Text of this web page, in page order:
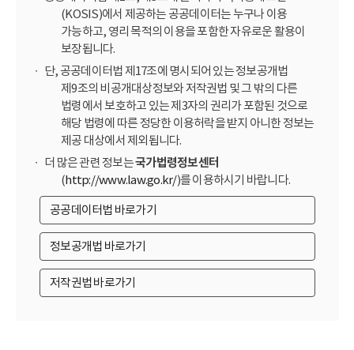
(KOSIS)에서 제공하는 공공데이터는 누구나 이용
가능하고, 영리 목적의 이용을 포함한 자유로운 활용이
보장됩니다.
단, 공공데이터법 제17조에 명시되어 있는 정보공개법
제9조의 비공개대상정보와 저작권법 및 그 밖의 다른
법령에서 보호하고 있는 제3자의 권리가 포함된 것으로
해당 법령에 따른 정당한 이용허락을 받지 아니한 정보는
제공 대상에서 제외됩니다.
더 많은 관련 정보는국가법령정보센터
(http://www.law.go.kr/)를 이용하시기 바랍니다.
공공데이터법 바로가기
정보공개법 바로가기
저작권법 바로가기